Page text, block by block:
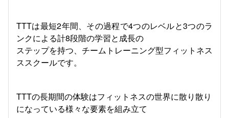
TTTは最短2年間、その過程で4つのレベルと3つのラ
ンクによる計8段階の学習と成長の
ステップを持つ、チームトレーニング型フィットネス
ススクールです。
TTTの長期間の体験はフィットネスの世界に散り散り
になっている様々な要素を組み立て